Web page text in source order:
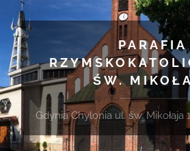
PARAFIA
ŚW.
Gdynia Chylonia ul. św. Mikołaja